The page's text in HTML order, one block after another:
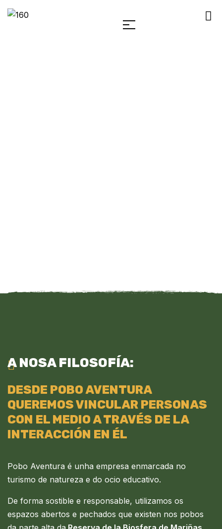
A NOSA FILOSOFÍA:
DESDE POBO AVENTURA
QUEREMOS VINCULAR PERSONAS
CON EL MEDIO A TRAVÉS DE LA
INTERACCIÓN EN ÉL
Pobo Aventura é unha empresa enmarcada no
turismo de natureza e do ocio educativo.
De forma sostible e responsable, utilizamos os
espazos abertos e pechados que existen nos pobos